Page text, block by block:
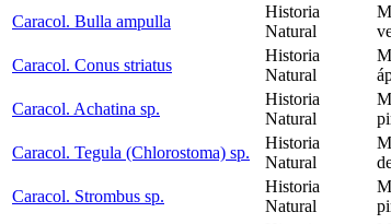
Caracol. Bulla ampulla
Historia
Natural
Caracol. Conus striatus
Historia
Natural
Caracol. Achatina sp.
Historia
Natural
Caracol. Tegula (Chlorostoma) sp.
Historia
Natural
Caracol. Strombus sp.
Historia
Natural